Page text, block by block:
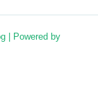
| Powered by